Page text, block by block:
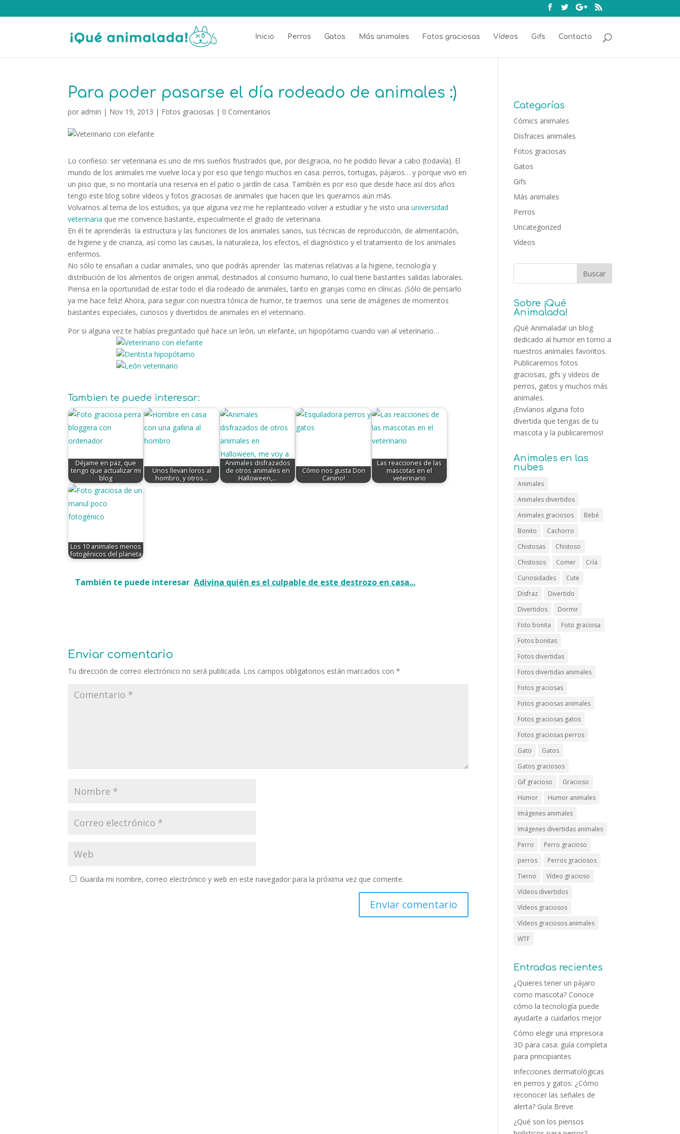
Inicio Perros Gatos Más animales Fotos graciosas Vídeos Gifs Contacto
Para poder pasarse el día rodeado de animales :)
por admin | Nov 19, 2013 | Fotos graciosas | 0 Comentarios
Lo confieso: ser veterinaria es uno de mis sueños frustrados que, por desgracia, no he podido llevar a cabo (todavía). El
mundo de los animales me vuelve loca y por eso que tengo muchos en casa: perros, tortugas, pájaros… y porque vivo en
un piso que, si no montaría una reserva en el patio o jardín de casa. También es por eso que desde hace así dos años
tengo este blog sobre vídeos y fotos graciosas de animales que hacen que les queramos aún más.
Volvamos al tema de los estudios, ya que alguna vez me he replanteado volver a estudiar y he visto unauniversidad
veterinaria que me convence bastante, especialmente el grado de veterinaria.
En él te aprenderás la estructura y las funciones de los animales sanos, sus técnicas de reproducción, de alimentación,
de higiene y de crianza, así como las causas, la naturaleza, los efectos, el diagnóstico y el tratamiento de los animales
enfermos.
No sólo te ensañan a cuidar animales, sino que podrás aprender las materias relativas a la higiene, tecnología y
distribución de los alimentos de origen animal, destinados al consumo humano, lo cual tiene bastantes salidas laborales.
Piensa en la oportunidad de estar todo el día rodeado de animales, tanto en granjas como en clínicas. ¡Sólo de pensarlo
ya me hace feliz! Ahora, para seguir con nuestra tónica de humor, te traemos una serie de imágenes de momentos
bastantes especiales, curiosos y divertidos de animales en el veterinario.
Por si alguna vez te habías preguntado qué hace un león, un elefante, un hipopótamo cuando van al veterinario…
Tambien te puede interesar:
Déjame en paz, que
tengo que actualizar mi
blog
Unos llevan loros al
hombro, y otros...
Animales disfrazados
de otros animales en
Halloween,…
Cómo nos gusta Don
Canino!
Las reacciones de las
mascotas en el
veterinario
Los 10 animales menos
fotogénicos del planeta
También te puede interesar Adivina quién es el culpable de este destrozo en casa...
Enviar comentario
Tu dirección de correo electrónico no será publicada. Los campos obligatorios están marcados con*
Guarda mi nombre, correo electrónico y web en este navegador para la próxima vez que comente.
Categorías
Cómics animales
Disfraces animales
Fotos graciosas
Gatos
Gifs
Más animales
Perros
Uncategorized
Vídeos
Sobre ¡Qué
Animalada!
¡Qué Animalada! un blog
dedicado al humor en torno a
nuestros animales favoritos.
Publicaremos fotos
graciosas, gifs y vídeos de
perros, gatos y muchos más
animales.
¡Envíanos alguna foto
divertida que tengas de tu
mascota y la publicaremos!
Animales en las
nubes
Animales
Animales divertidos
Animales graciosos
Bebé
Bonito
Cachorro
Chistosas
Chistoso
Chistosos
Comer
Cría
Curiosidades
Cute
Disfraz
Divertido
Divertidos
Dormir
Foto bonita
Foto graciosa
Fotos bonitas
Fotos divertidas
Fotos divertidas animales
Fotos graciosas
Fotos graciosas animales
Fotos graciosas gatos
Fotos graciosas perros
Gato
Gatos
Gatos graciosos
Gif gracioso
Gracioso
Humor
Humor animales
Imágenes animales
Imágenes divertidas animales
Perro
Perro gracioso
perros
Perros graciosos
Tierno
Vídeo gracioso
Vídeos divertidos
Vídeos graciosos
Vídeos graciosos animales
WTF
Entradas recientes
¿Quieres tener un pájaro
como mascota? Conoce
cómo la tecnología puede
ayudarte a cuidarlos mejor
Cómo elegir una impresora
3D para casa: guía completa
para principiantes
Infecciones dermatológicas
en perros y gatos: ¿Cómo
reconocer las señales de
alerta? Guía Breve
¿Qué son los piensos